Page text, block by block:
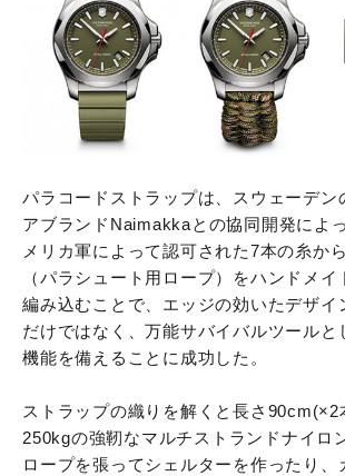
パラコードストラップは、スウェーデン
アブランドNaimakkaとの協同開発によ
メリカ軍によって認可された7本の糸か
（パラシュート用ロープ）をハンドメイ
編み込むことで、エッジの効いたデザイ
だけではなく、万能サバイバルツールと
機能を備えることに成功した。
ストラップの織りを解くと長さ90cm(×2
250kgの強靭なマルチストランドナイロ
ロープを張ってシェルターを作ったり、